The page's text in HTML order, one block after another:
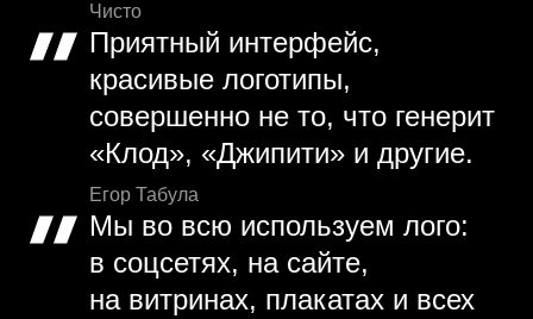
Чисто
Приятный интерфейс,
красивые логотипы,
совершенно не то, что генерит
«Клод», «Джипити» и другие.
Егор Табула
Мы во всю используем лого:
в соцсетях, на сайте,
на витринах, плакатах и всех